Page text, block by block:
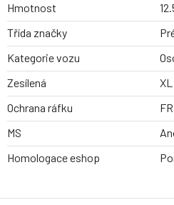
Hmotnost
Třída značky
Kategorie vozu
Zesílená
XL
Ochrana ráfku
FR
MS
Homologace eshop